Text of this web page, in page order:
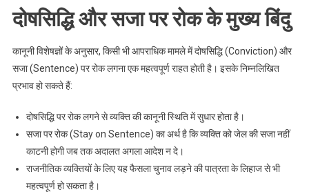
दोषसिद्धि और सजा पर रोक के मुख्य बिंदु
कानूनी विशेषज्ञों के अनुसार, किसी भी आपराधिक मामले में दोषसिद्धि (Conviction) और
सजा (Sentence) पर रोक लगना एक महत्वपूर्ण राहत होती है। इसके निम्नलिखित
प्रभाव हो सकते हैं:
दोषसिद्धि पर रोक लगने से व्यक्ति की कानूनी स्थिति में सुधार होता है।
सजा पर रोक (Stay on Sentence) का अर्थ है कि व्यक्ति को जेल की सजा नहीं
काटनी होगी जब तक अदालत अगला आदेश न दे।
राजनीतिक व्यक्तियों के लिए यह फैसला चुनाव लड़ने की पात्रता के लिहाज से भी
महत्वपूर्ण हो सकता है।